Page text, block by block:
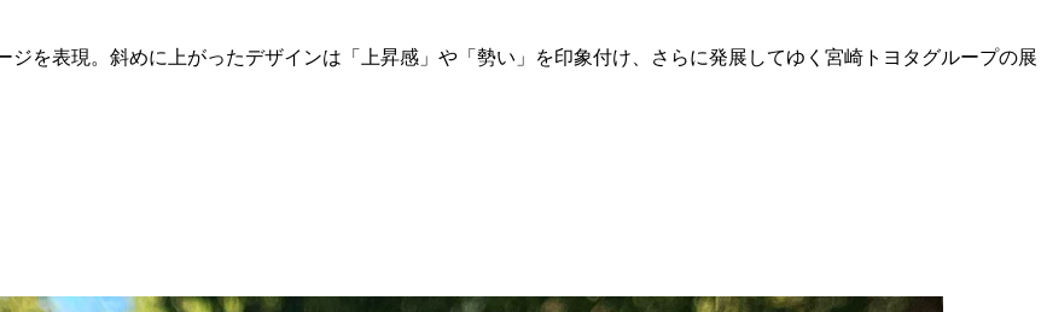
ジを表現。斜めに上がったデザインは「上昇感」や「勢い」を印象付け、さらに発展してゆく宮崎トヨタグループの展